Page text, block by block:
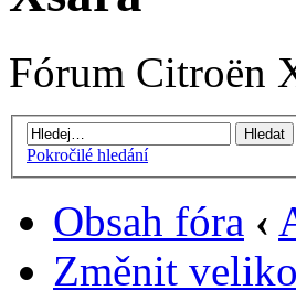
Fórum Citroën
Pokročilé hledání
Obsah fóra ‹
Změnit